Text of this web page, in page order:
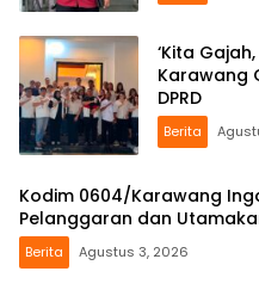
‘Kita
Karawang
DPRD
Berita
Kodim 0604/Karawang
Pelanggaran dan
Berita Agustus 3, 2026